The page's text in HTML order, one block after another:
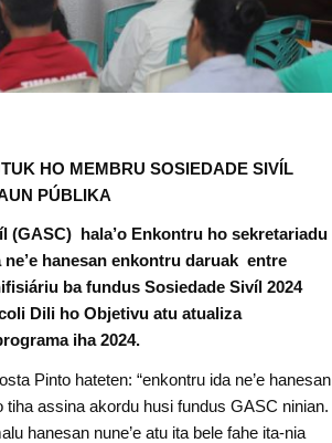
HO MEMBRU SOSIEDADE SIVÍL
PÚBLIKA
(GASC) hala’o Enkontru ho sekretariadu
hanesan enkontru daruak entre
ba fundus Sosiedade Sivíl 2024
Dili ho Objetivu atu atualiza
iha 2024.
Pinto hateten: “enkontru ida ne’e hanesan
tiha assina akordu husi fundus GASC ninian.
hanesan nune’e atu ita bele fahe ita-nia